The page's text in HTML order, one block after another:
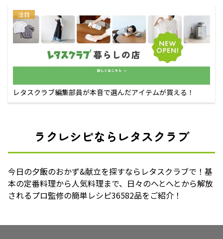
注目
レタスクラブ編集部員が本音で選んだアイテムが買える！
ラクレシピならレタスクラブ
今日の夕飯のおかず&献立を探すならレタスクラブで！基
本の定番料理から人気料理まで、日々のへとへとから解放
されるプロ監修の簡単レシピ36582品をご紹介！